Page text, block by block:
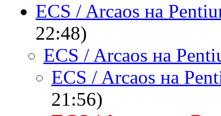
ECS / Arcaos на
22:48)
ECS / Arcaos на
ECS / Arcaos на
21:56)